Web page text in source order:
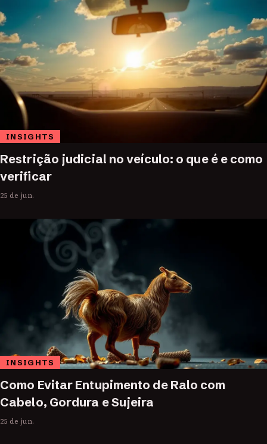
INSIGHTS
Restrição judicial no veículo: o que é e como
verificar
25 de jun.
INSIGHTS
Como Evitar Entupimento de Ralo com
Cabelo, Gordura e Sujeira
25 de jun.